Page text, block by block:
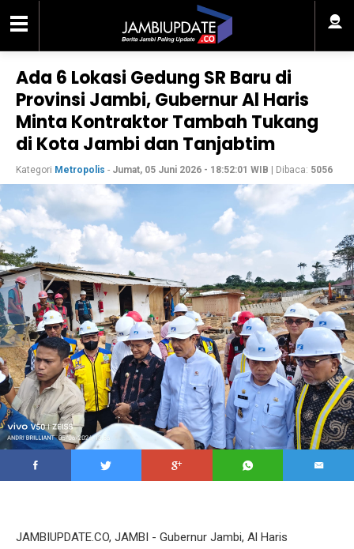
Ada 6 Lokasi Gedung SR Baru di
Provinsi Jambi, Gubernur Al Haris
Minta Kontraktor Tambah Tukang
di Kota Jambi dan Tanjabtim
Kategori Metropolis - Jumat, 05 Juni 2026 - 18:52:01 WIB | Dibaca: 5056
JAMBIUPDATE.CO, JAMBI - Gubernur Jambi, Al Haris